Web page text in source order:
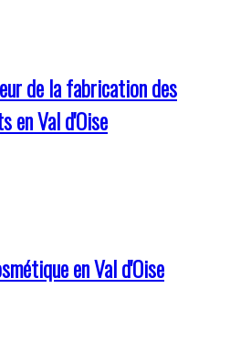
de la fabrication des
en Val d'Oise
en Val d'Oise